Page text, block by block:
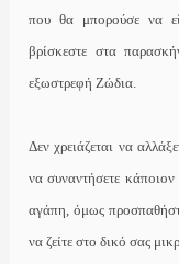
που θα μπορούσε να
βρίσκεστε στα
εξωστρεφή Ζώδια.
Δεν χρειάζεται να
να συναντήσετε
αγάπη, όμως
να ζείτε στο δικό σας